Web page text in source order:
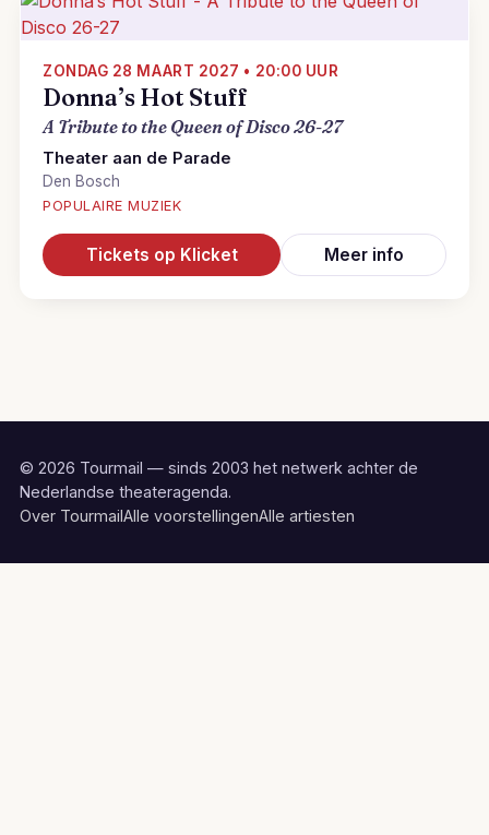
ZONDAG 28 MAART 2027 • 20:00 UUR
Donna’s Hot Stuff
A Tribute to the Queen of Disco 26-27
Theater aan de Parade
Den Bosch
POPULAIRE MUZIEK
Tickets op Klicket Meer info
© 2026 Tourmail — sinds 2003 het netwerk achter de
Nederlandse theateragenda.
Over TourmailAlle voorstellingenAlle artiesten